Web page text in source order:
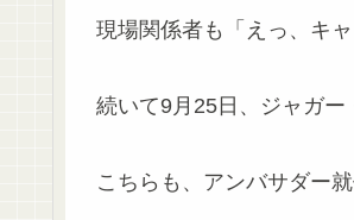
現場関係者も「えっ、キ
続いて9月25日、ジャガー
こちらも、アンバサダー